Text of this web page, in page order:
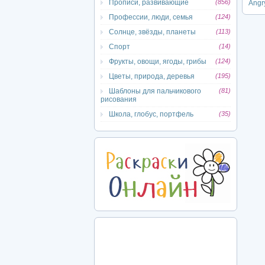
Прописи, развивающие (856)
Профессии, люди, семья (124)
Солнце, звёзды, планеты (113)
Спорт (14)
Фрукты, овощи, ягоды, грибы (124)
Цветы, природа, деревья (195)
Шаблоны для пальчикового
рисования
(81)
Школа, глобус, портфель (35)